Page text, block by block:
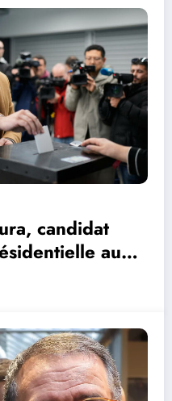
candidat
au
Bardella